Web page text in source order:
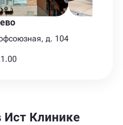
д. 104
Ист Клинике